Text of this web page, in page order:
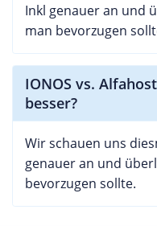
Inkl genauer an und
man bevorzugen
IONOS vs.
besser?
Wir schauen uns
genauer an und
bevorzugen sollte.